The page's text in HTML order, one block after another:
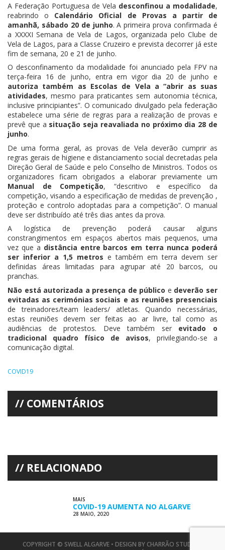
A Federação Portuguesa de Vela desconfinou a modalidade,
reabrindo o Calendário Oficial de Provas a partir de
amanhã, sábado 20 de junho. A primeira prova confirmada é
a XXXXI Semana de Vela de Lagos, organizada pelo Clube de
Vela de Lagos, para a Classe Cruzeiro e prevista decorrer já este
fim de semana, 20 e 21 de junho.
O desconfinamento da modalidade foi anunciado pela FPV na
terça-feira 16 de junho, entra em vigor dia 20 de junho e
autoriza também as Escolas de Vela a “abrir as suas
atividades, mesmo para praticantes sem autonomia técnica,
inclusive principiantes”. O comunicado divulgado pela federação
estabelece uma série de regras para a realização de provas e
prevê que a situação seja reavaliada no próximo dia 28 de
junho.
De uma forma geral, as provas de Vela deverão cumprir as
regras gerais de higiene e distanciamento social decretadas pela
Direção Geral de Saúde e pelo Conselho de Ministros. Todos os
organizadores ficam obrigados a elaborar previamente um
Manual de Competição, “descritivo e específico da
competição, visando a especificação de medidas de prevenção ,
proteção e controlo adoptadas para a competição”. O manual
deve ser distribuído até três dias antes da prova.
A logística de prevenção poderá causar alguns
constrangimentos em espaços abertos mais pequenos, uma
vez que a distância entre barcos em terra nunca poderá
ser inferior a 1,5 metros e também em terra devem ser
definidas áreas limitadas para agrupar até 20 barcos, ou
pranchas.
Não está autorizada a presença de público e deverão ser
evitadas as cerimónias sociais e as reuniões presenciais
de treinadores/team leaders/ atletas. Quando necessárias,
estas reuniões devem ser feitas ao ar livre, tal como as
audiências de protestos. Deve também ser evitado o
tradicional quadro físico de avisos, privilegiando-se a
comunicação digital.
COVID19
COMENTÁRIOS
RELACIONADO
MAIS
COVID-19 AUMENTA NO ALGARVE
28 MAIO, 2020
COPYRIGHT © SWELL ALGARVE • DESIGN BY CHARRÃO STUDIO